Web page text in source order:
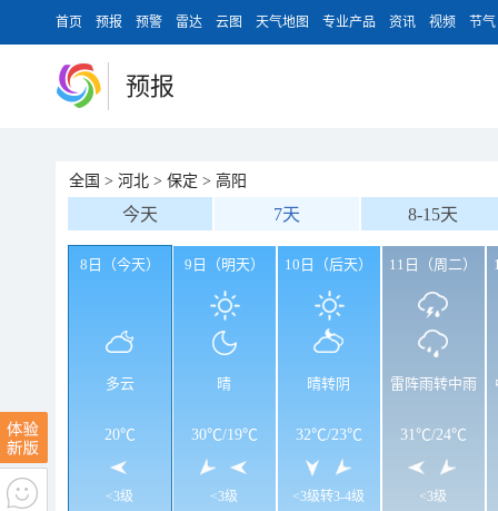
首页 预报 预警 雷达 云图 天气地图 专业产品 资讯 视频 节气
预报
全国 > 河北 > 保定 > 高阳
今天 7天 8-15天
8日（今天）
多云
20℃
<3级
9日（明天）
晴
30℃/19℃
<3级
10日（后天）
晴转阴
32℃/23℃
<3级转3-4级
11日（周二）
雷阵雨转中雨
31℃/24℃
<3级